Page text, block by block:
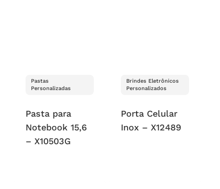
Pastas
Personalizadas
Pasta para
Notebook 15,6
– X10503G
Brindes Eletrônicos
Personalizados
Porta Celular
Inox – X12489